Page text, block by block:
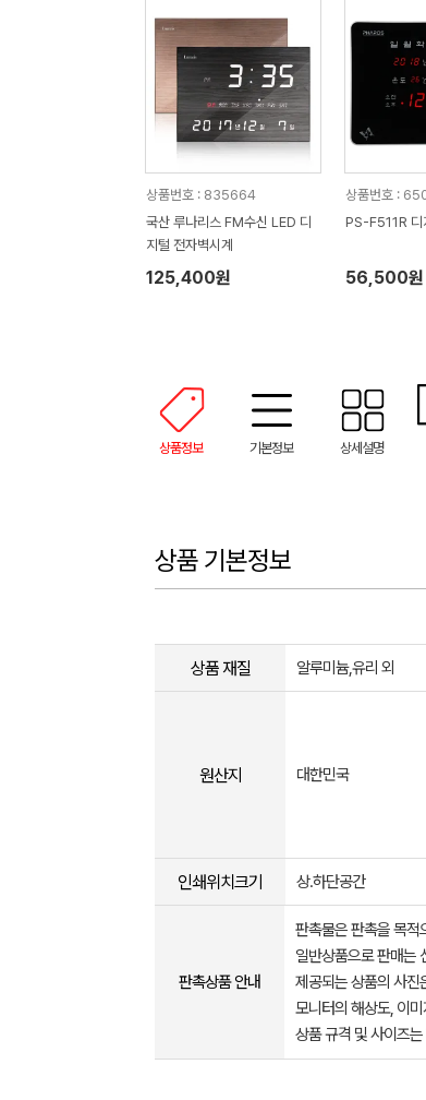
상품번호 : 835664
국산 루나리스 FM수신 LED 디
지털 전자벽시계
125,400원
상품번호 :
PS-F511R 디
56,500원
상품정보 기본정보 상세설명
상품 기본정보
상품 재질 알루미늄,유리 외
원산지 대한민국
인쇄위치크기 상.하단공간
판촉상품 안내
판촉물은 판촉을 목적
일반상품으로 판매는
제공되는 상품의 사진
모니터의 해상도, 이
상품 규격 및 사이즈